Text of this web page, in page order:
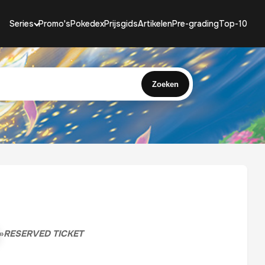
Series Promo'sPokedexPrijsgidsArtikelenPre-gradingTop-10
Zoeken
RESERVED TICKET